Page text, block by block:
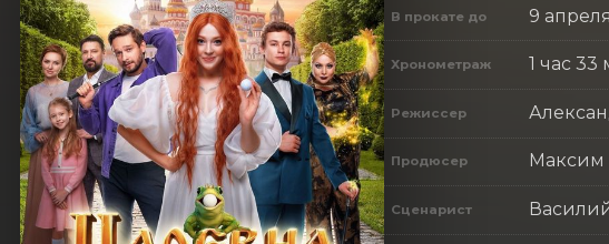
В прокате до 9
Хронометраж 1 час 33
Режиссер
Продюсер Максим
Сценарист